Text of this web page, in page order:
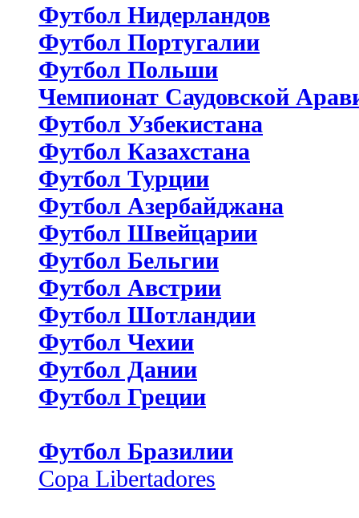
Футбол Нидерландов
Футбол Португалии
Футбол Польши
Чемпионат Саудовской
Футбол Узбекистана
Футбол Казахстана
Футбол Турции
Футбол Азербайджана
Футбол Швейцарии
Футбол Бельгии
Футбол Австрии
Футбол Шотландии
Футбол Чехии
Футбол Дании
Футбол Греции
Футбол Бразилии
Copa Libertadores